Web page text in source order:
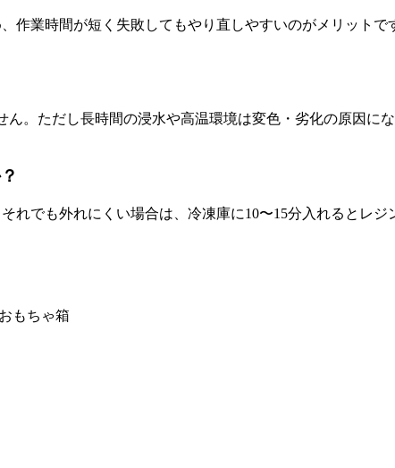
業時間が短く失敗してもやり直しやすいのがメリットで
。ただし長時間の浸水や高温環境は変色・劣化の原因に
でも外れにくい場合は、冷凍庫に10〜15分入れるとレジ
もちゃ箱